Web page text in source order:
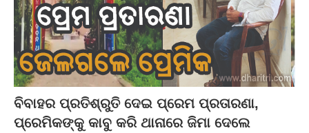
ବିବାହର ପ୍ରତିଶ୍ରୁତି ଦେଇ ପ୍ରେମ ପ୍ରତାରଣା,
ପ୍ରେମିକଙ୍କୁ କାବୁ କରି ଥାନାରେ ଜିମା ଦେଲେ